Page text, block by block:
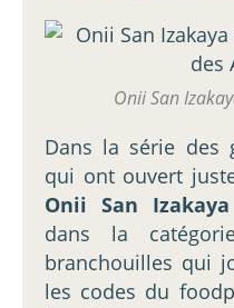
Onii San
Dans la série des
qui ont ouvert
Onii San Izakaya
dans la
branchouilles qui
les codes du